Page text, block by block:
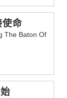
使命
The Baton Of